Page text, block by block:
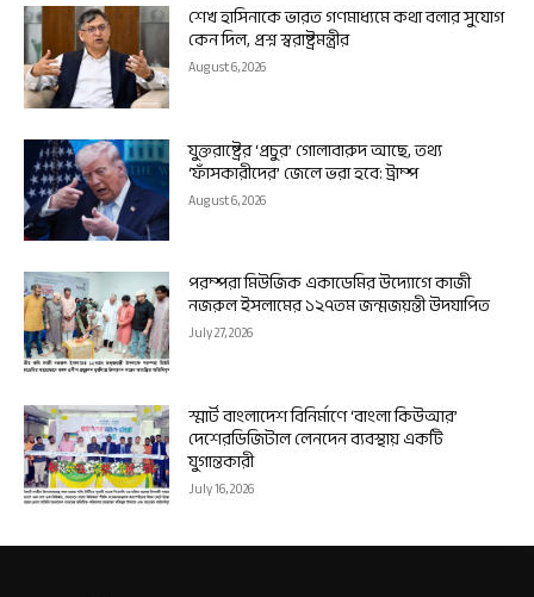
শেখ হাসিনাকে ভারত গণমাধ্যমে কথা বলার সুযোগ
কেন দিল, প্রশ্ন স্বরাষ্ট্রমন্ত্রীর
August 6, 2026
যুক্তরাষ্ট্রের ‘প্রচুর’ গোলাবারুদ আছে, তথ্য
‘ফাঁসকারীদের’ জেলে ভরা হবে: ট্রাম্প
August 6, 2026
পরম্পরা মিউজিক একাডেমির উদ্যোগে কাজী
নজরুল ইসলামের ১২৭তম জন্মজয়ন্তী উদযাপিত
July 27, 2026
স্মার্ট বাংলাদেশ বিনির্মাণে ‘বাংলা কিউআর’
দেশেরডিজিটাল লেনদেন ব্যবস্থায় একটি
যুগান্তকারী
July 16, 2026